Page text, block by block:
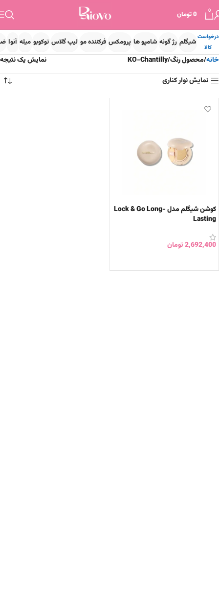
0
0تومان
درخواست
کالا
شیگلم رژ گونه شامپو ها پرومکس فرکننده مو لیپ گلاس توکوبو میله آنوا
خانه محصول رنگ KO-Chantilly
نمایش یک نتیجه
نمایش نوار کناری
کوشن شیگلم مدل Lock & Go Long-
Lasting
2,692,400تومان